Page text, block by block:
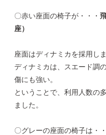
〇赤い座面の椅子が・・・
座）
座面はディナミカを採用しま
ディナミカは、スエード調
傷にも強い。
ということで、利用人数の
ました。
〇グレーの座面の椅子は・・